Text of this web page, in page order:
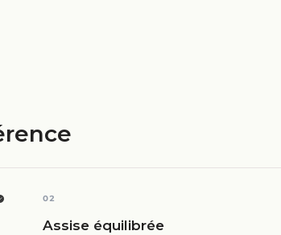
02
Assise équilibrée